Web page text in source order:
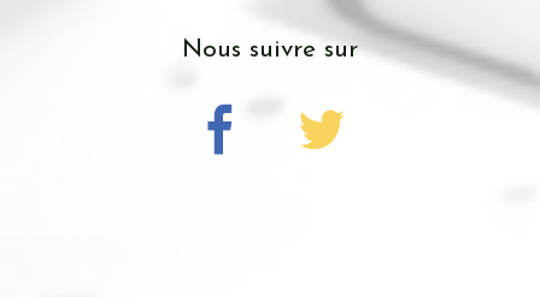
Nous suivre sur